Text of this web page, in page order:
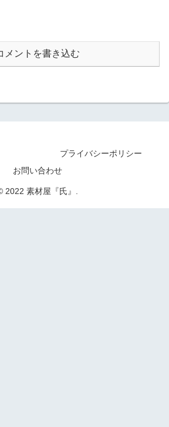
メントを書き込む
プライバシーポリシー
お問い合わせ
2022 素材屋『氏』.